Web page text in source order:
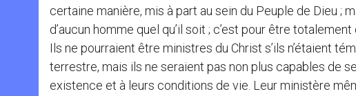
certaine manière, mis à part au sein du Peuple de Dieu ;
d’aucun homme quel qu’il soit ; c’est pour être
Ils ne pourraient être ministres du Christ s’ils n’étaient
terrestre, mais ils ne seraient pas non plus capables de
existence et à leurs conditions de vie. Leur ministère